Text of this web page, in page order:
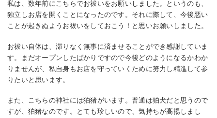
私は、数年前にこちらでお祓いをお願いしました。というのも、
独立しお店を開くことになったのです。それに際して、今後悪い
ことが起きぬようお祓いをしておこう！と思いお願いしました。
お祓い自体は、滞りなく無事に済ませることができ感謝していま
す。まだオープンしたばかりですので今後どのようになるかわか
りませんが、私自身もお店を守っていくために努力し精進して参
りたいと思います。
また、こちらの神社には狛猪がいます。普通は狛犬だと思うので
すが、狛猪なのです。とても珍しいので、気持ちが高揚しまし